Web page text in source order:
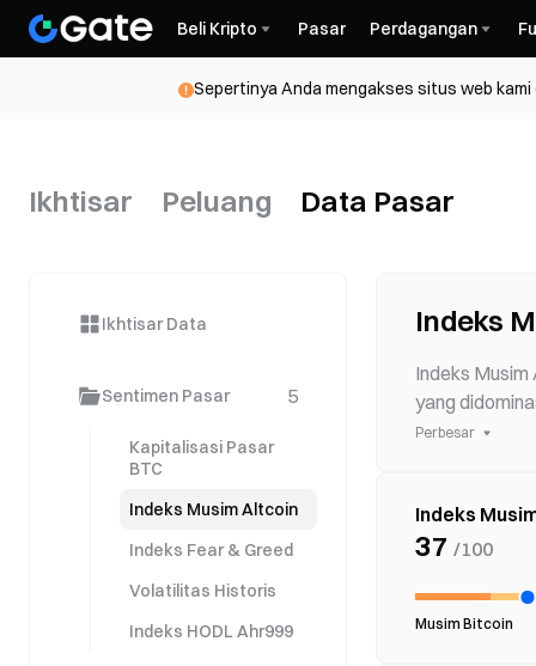
Beli Kripto Pasar Perdagangan
Sepertinya Anda mengakses situs web
Ikhtisar Peluang Data Pasar
Ikhtisar Data
Sentimen Pasar 5
Kapitalisasi Pasar
BTC
Indeks Musim Altcoin
Indeks Fear & Greed
Volatilitas Historis
Indeks HODL Ahr999
Indeks
Indeks
yang
terakhir.
Perbesar
Indeks
37 /100
Musim Bitcoin